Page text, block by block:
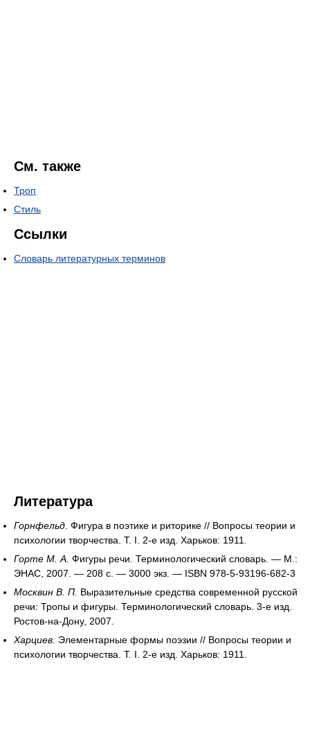
См. также
Троп
Стиль
Ссылки
Словарь литературных терминов
Литература
Горнфельд . Фигура в поэтике и риторике // Вопросы теории и
психологии творчества. Т. I. 2-е изд. Харьков: 1911.
Горте М. А. Фигуры речи. Терминологический словарь. — М.:
ЭНАС, 2007. — 208 с. — 3000 экз. — ISBN 978-5-93196-682-3
Москвин В. П. Выразительные средства современной русской
речи: Тропы и фигуры. Терминологический словарь. 3-е изд.
Ростов-на-Дону, 2007.
Харциев . Элементарные формы поэзии // Вопросы теории и
психологии творчества. Т. I. 2-е изд. Харьков: 1911.